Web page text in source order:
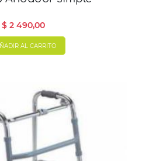
$ 2 490,00
AL CARRITO